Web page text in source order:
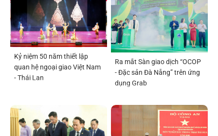
Kỷ niệm 50 năm thiết lập
quan hệ ngoại giao Việt Nam
- Thái Lan
Ra mắt Sàn giao dịch “OCOP
- Đặc sản Đà Nẵng” trên ứng
dụng Grab